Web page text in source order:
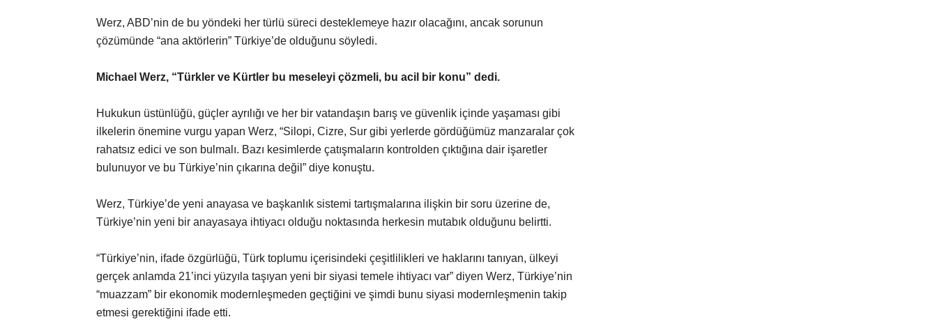
Werz, ABD’nin de bu yöndeki her türlü süreci desteklemeye hazır olacağını, ancak sorunun
çözümünde “ana aktörlerin” Türkiye’de olduğunu söyledi.
Michael Werz, “Türkler ve Kürtler bu meseleyi çözmeli, bu acil bir konu” dedi.
Hukukun üstünlüğü, güçler ayrılığı ve her bir vatandaşın barış ve güvenlik içinde yaşaması gibi
ilkelerin önemine vurgu yapan Werz, “Silopi, Cizre, Sur gibi yerlerde gördüğümüz manzaralar çok
rahatsız edici ve son bulmalı. Bazı kesimlerde çatışmaların kontrolden çıktığına dair işaretler
bulunuyor ve bu Türkiye’nin çıkarına değil” diye konuştu.
Werz, Türkiye’de yeni anayasa ve başkanlık sistemi tartışmalarına ilişkin bir soru üzerine de,
Türkiye’nin yeni bir anayasaya ihtiyacı olduğu noktasında herkesin mutabık olduğunu belirtti.
“Türkiye’nin, ifade özgürlüğü, Türk toplumu içerisindeki çeşitlilikleri ve haklarını tanıyan, ülkeyi
gerçek anlamda 21’inci yüzyıla taşıyan yeni bir siyasi temele ihtiyacı var” diyen Werz, Türkiye’nin
“muazzam” bir ekonomik modernleşmeden geçtiğini ve şimdi bunu siyasi modernleşmenin takip
etmesi gerektiğini ifade etti.